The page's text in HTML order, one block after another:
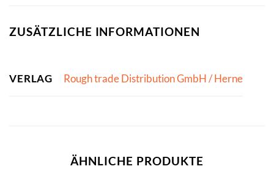
ZUSÄTZLICHE INFORMATIONEN
VERLAG Rough trade Distribution GmbH / Herne
ÄHNLICHE PRODUKTE